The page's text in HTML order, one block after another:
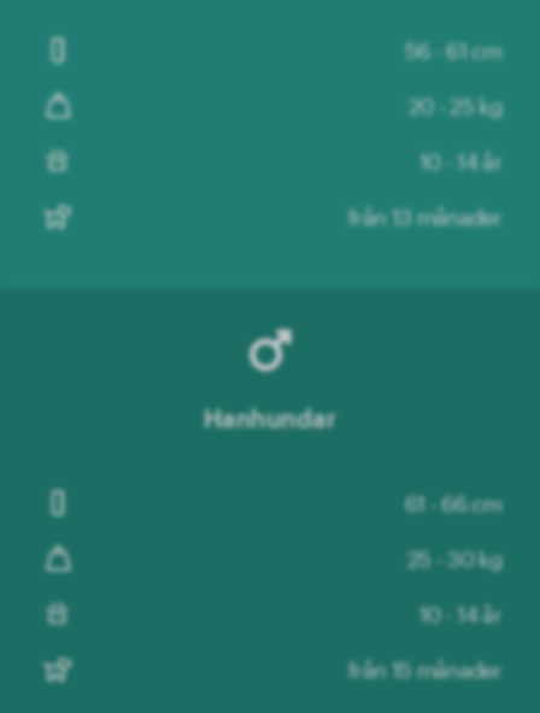
56 - 61 cm
20 - 25 kg
10 - 14 år
från 13 månader
Hanhundar
61 - 66 cm
25 - 30 kg
10 - 14 år
från 15 månader